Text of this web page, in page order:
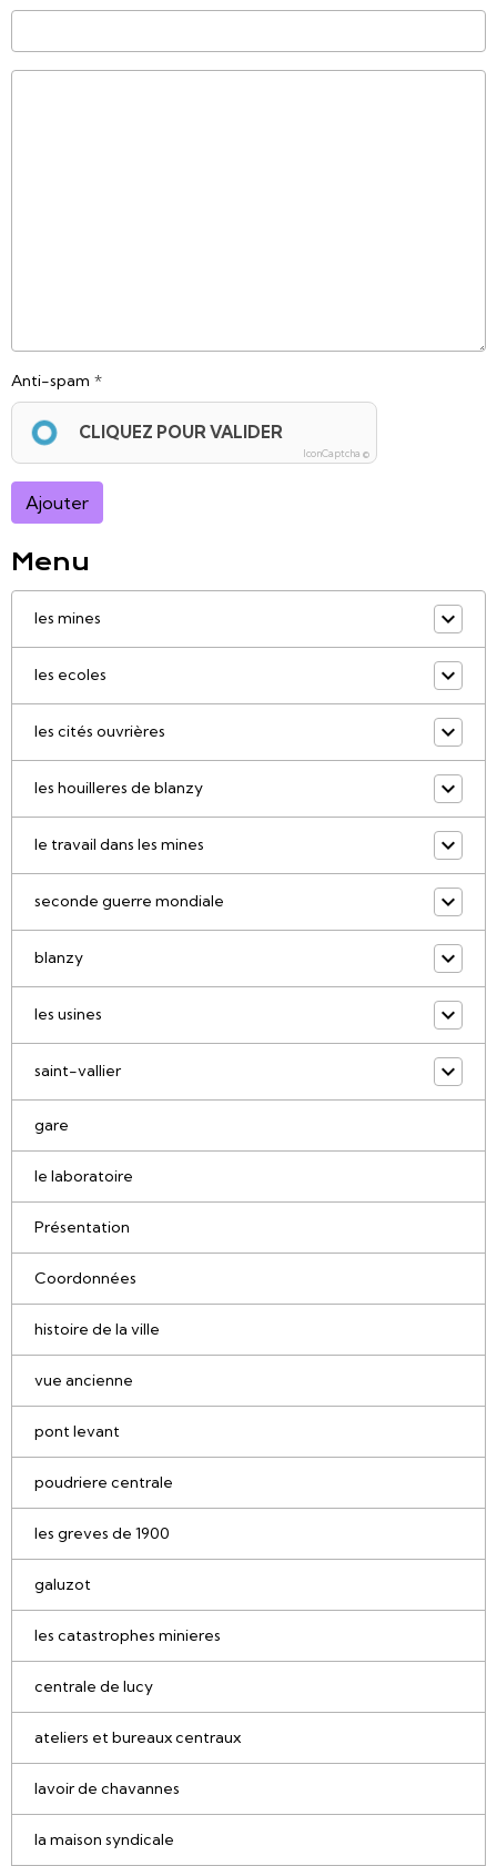
Anti-spam
CLIQUEZ POUR VALIDER
IconCaptcha ©
Ajouter
Menu
les mines
les ecoles
les cités ouvrières
les houilleres de blanzy
le travail dans les mines
seconde guerre mondiale
blanzy
les usines
saint-vallier
gare
le laboratoire
Présentation
Coordonnées
histoire de la ville
vue ancienne
pont levant
poudriere centrale
les greves de 1900
galuzot
les catastrophes minieres
centrale de lucy
ateliers et bureaux centraux
lavoir de chavannes
la maison syndicale